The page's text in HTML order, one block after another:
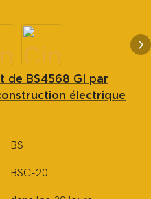
de BS4568 GI par
électrique
BS
BSC-20